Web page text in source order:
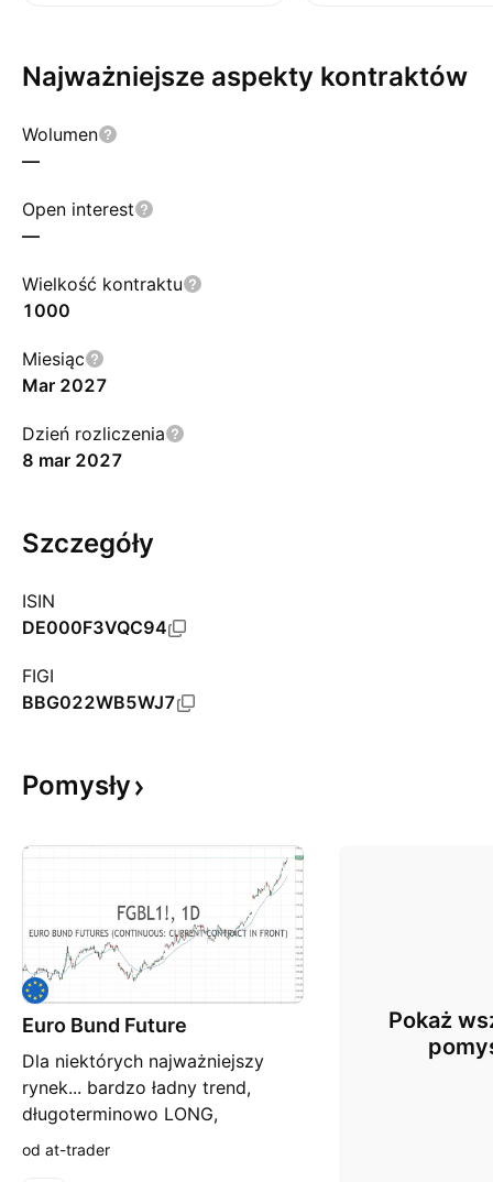
Najważniejsze aspekty kontraktów
Wolumen
—
Open interest
—
Wielkość kontraktu
1000
Miesiąc
Mar 2027
Dzień rozliczenia
8 mar 2027
Szczegóły
ISIN
DE000F3VQC94
FIGI
BBG022WB5WJ7
Pomysły
Euro Bund Future
Dla niektórych najważniejszy
rynek... bardzo ładny trend,
długoterminowo LONG,
krótkoterminowo brak sygnałów
od at-trader
Pokaż